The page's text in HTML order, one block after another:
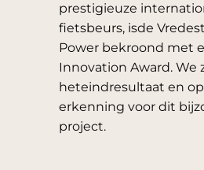
prestigieuze
fietsbeurs, isde
Power bekroond met
Innovation Award. We
heteindresultaat en
erkenning voor dit
project.